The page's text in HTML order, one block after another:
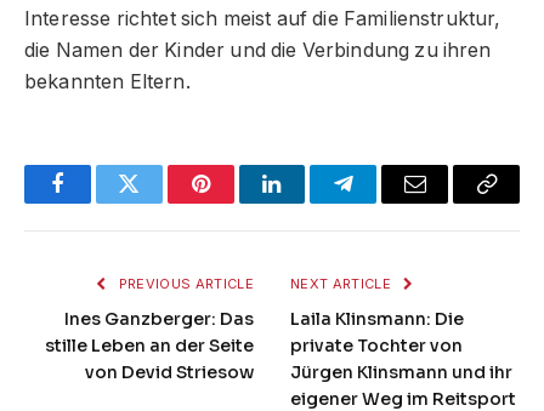
Interesse richtet sich meist auf die Familienstruktur,
die Namen der Kinder und die Verbindung zu ihren
bekannten Eltern.
FacebookTwitter PinterestLinkedInTelegramEmail
Copy
PREVIOUS ARTICLE
Ines Ganzberger: Das
stille Leben an der Seite
von Devid Striesow
NEXT ARTICLE
Laila Klinsmann: Die
private Tochter von
Jürgen Klinsmann und ihr
eigener Weg im Reitsport